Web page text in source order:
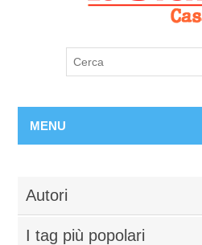
MENU
Autori
I tag più popolari